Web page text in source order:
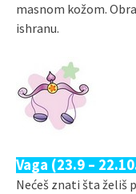
masnom kožom.
ishranu.
Vaga (23.9 –
Nećeš znati šta želiš